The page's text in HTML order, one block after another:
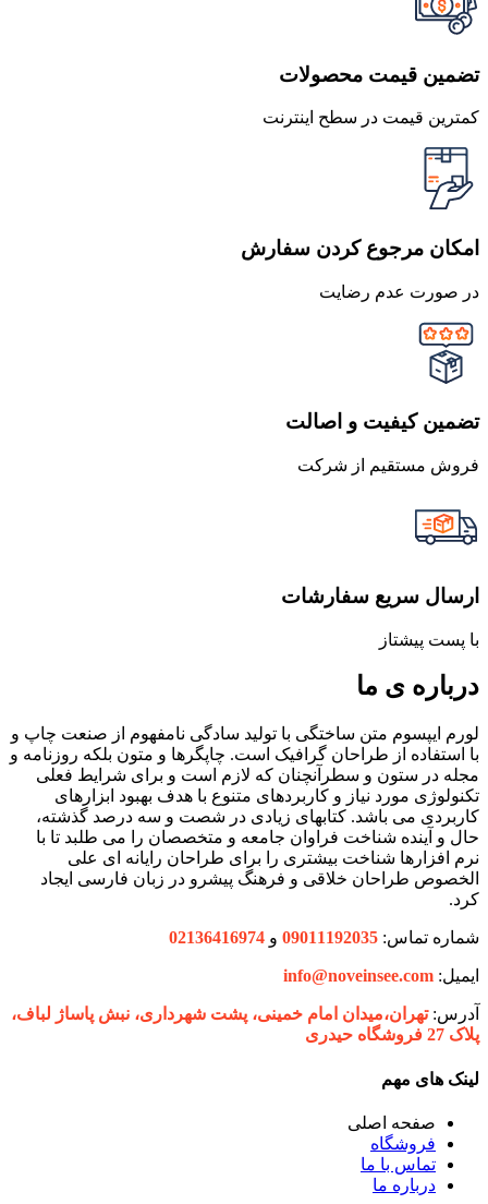
تضمین قیمت محصولات
کمترین قیمت در سطح اینترنت
امکان مرجوع کردن سفارش
در صورت عدم رضایت
تضمین کیفیت و اصالت
فروش مستقیم از شرکت
ارسال سریع سفارشات
با پست پیشتاز
درباره ی ما
لورم ایپسوم متن ساختگی با تولید سادگی نامفهوم از صنعت چاپ و
با استفاده از طراحان گرافیک است. چاپگرها و متون بلکه روزنامه و
مجله در ستون و سطرآنچنان که لازم است و برای شرایط فعلی
تکنولوژی مورد نیاز و کاربردهای متنوع با هدف بهبود ابزارهای
کاربردی می باشد. کتابهای زیادی در شصت و سه درصد گذشته،
حال و آینده شناخت فراوان جامعه و متخصصان را می طلبد تا با
نرم افزارها شناخت بیشتری را برای طراحان رایانه ای علی
الخصوص طراحان خلاقی و فرهنگ پیشرو در زبان فارسی ایجاد
کرد.
شماره تماس: 09011192035 و 02136416974
ایمیل: info@noveinsee.com
آدرس:تهران،‌میدان امام خمینی، پشت شهرداری، نبش پاساژ لباف،
پلاک 27 فروشگاه حیدری
لینک های مهم
صفحه اصلی
فروشگاه
تماس با ما
درباره ما